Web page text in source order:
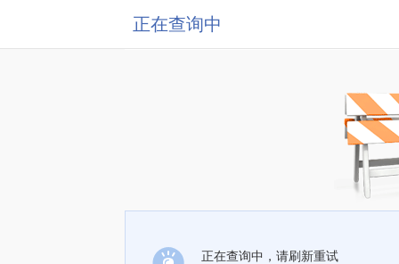
正在查询中
正在查询中，请刷新重试